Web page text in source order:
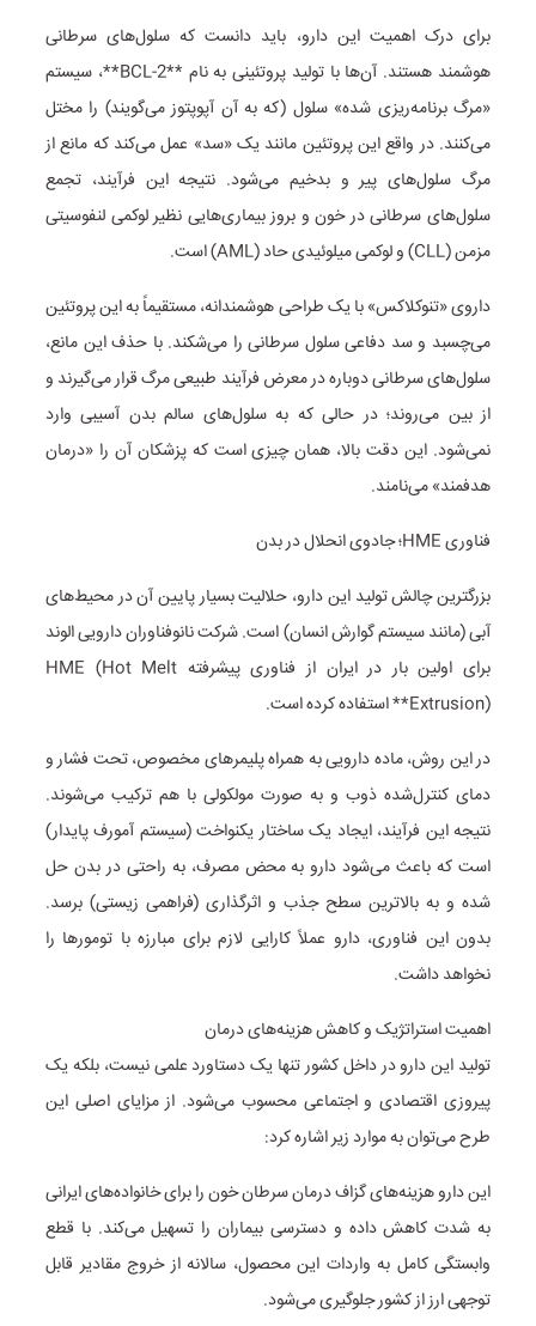
برای درک اهمیت این دارو، باید دانست که سلول‌های سرطانی
هوشمند هستند. آن‌ها با تولید پروتئینی به نام **2-BCL**، سیستم
«مرگ برنامه‌ریزی شده» سلول (که به آن آپوپتوز می‌گویند) را مختل
می‌کنند. در واقع این پروتئین مانند یک «سد» عمل می‌کند که مانع از
مرگ سلول‌های پیر و بدخیم می‌شود. نتیجه این فرآیند، تجمع
سلول‌های سرطانی در خون و بروز بیماری‌هایی نظیر لوکمی لنفوسیتی
مزمن (CLL) و لوکمی میلوئیدی حاد (AML) است.
داروی «تنوکلاکس» با یک طراحی هوشمندانه، مستقیماً به این پروتئین
می‌چسبد و سد دفاعی سلول سرطانی را می‌شکند. با حذف این مانع،
سلول‌های سرطانی دوباره در معرض فرآیند طبیعی مرگ قرار می‌گیرند و
از بین می‌روند؛ در حالی که به سلول‌های سالم بدن آسیبی وارد
نمی‌شود. این دقت بالا، همان چیزی است که پزشکان آن را «درمان
هدفمند» می‌نامند.
فناوری HME؛ جادوی انحلال در بدن
بزرگترین چالش تولید این دارو، حلالیت بسیار پایین آن در محیط‌های
آبی (مانند سیستم گوارش انسان) است. شرکت نانوفناوران دارویی الوند
برای اولین بار در ایران از فناوری پیشرفته HME (Hot Melt
Extrusion)** استفاده کرده است.
در این روش، ماده دارویی به همراه پلیمرهای مخصوص، تحت فشار و
دمای کنترل‌شده ذوب و به صورت مولکولی با هم ترکیب می‌شوند.
نتیجه این فرآیند، ایجاد یک ساختار یکنواخت (سیستم آمورف پایدار)
است که باعث می‌شود دارو به محض مصرف، به راحتی در بدن حل
شده و به بالاترین سطح جذب و اثرگذاری (فراهمی زیستی) برسد.
بدون این فناوری، دارو عملاً کارایی لازم برای مبارزه با تومورها را
نخواهد داشت.
اهمیت استراتژیک و کاهش هزینه‌های درمان
تولید این دارو در داخل کشور تنها یک دستاورد علمی نیست، بلکه یک
پیروزی اقتصادی و اجتماعی محسوب می‌شود. از مزایای اصلی این
طرح می‌توان به موارد زیر اشاره کرد:
این دارو هزینه‌های گزاف درمان سرطان خون را برای خانواده‌های ایرانی
به شدت کاهش داده و دسترسی بیماران را تسهیل می‌کند. با قطع
وابستگی کامل به واردات این محصول، سالانه از خروج مقادیر قابل
توجهی ارز از کشور جلوگیری می‌شود.